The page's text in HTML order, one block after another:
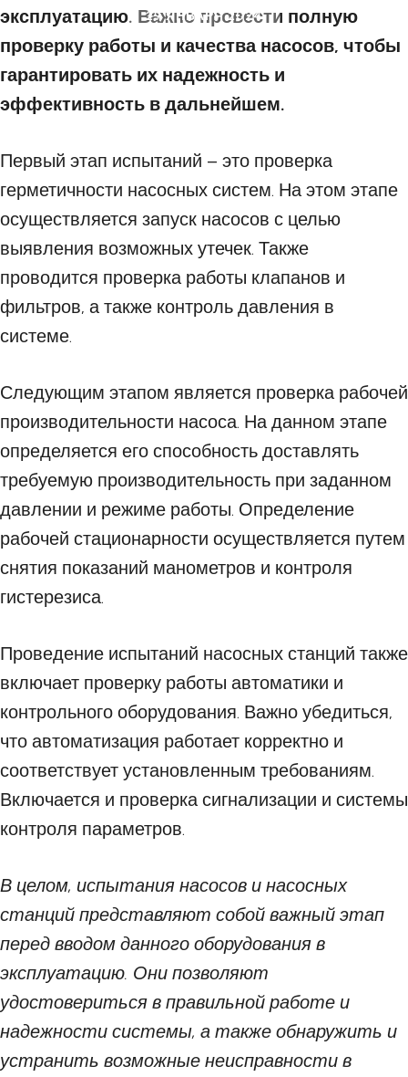
29 ЯНВАРЯ 2024
эксплуатацию. Важно провести полную
проверку работы и качества насосов, чтобы
гарантировать их надежность и
эффективность в дальнейшем.
Первый этап испытаний – это проверка
герметичности насосных систем. На этом этапе
осуществляется запуск насосов с целью
выявления возможных утечек. Также
проводится проверка работы клапанов и
фильтров, а также контроль давления в
системе.
Следующим этапом является проверка рабочей
производительности насоса. На данном этапе
определяется его способность доставлять
требуемую производительность при заданном
давлении и режиме работы. Определение
рабочей стационарности осуществляется путем
снятия показаний манометров и контроля
гистерезиса.
Проведение испытаний насосных станций также
включает проверку работы автоматики и
контрольного оборудования. Важно убедиться,
что автоматизация работает корректно и
соответствует установленным требованиям.
Включается и проверка сигнализации и системы
контроля параметров.
В целом, испытания насосов и насосных
станций представляют собой важный этап
перед вводом данного оборудования в
эксплуатацию. Они позволяют
удостовериться в правильной работе и
надежности системы, а также обнаружить и
устранить возможные неисправности в